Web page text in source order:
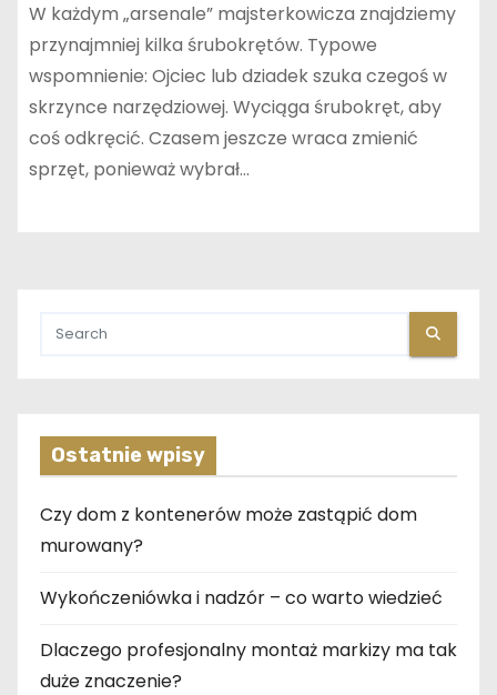
W każdym „arsenale” majsterkowicza znajdziemy
przynajmniej kilka śrubokrętów. Typowe
wspomnienie: Ojciec lub dziadek szuka czegoś w
skrzynce narzędziowej. Wyciąga śrubokręt, aby
coś odkręcić. Czasem jeszcze wraca zmienić
sprzęt, ponieważ wybrał…
Ostatnie wpisy
Czy dom z kontenerów może zastąpić dom
murowany?
Wykończeniówka i nadzór – co warto wiedzieć
Dlaczego profesjonalny montaż markizy ma tak
duże znaczenie?